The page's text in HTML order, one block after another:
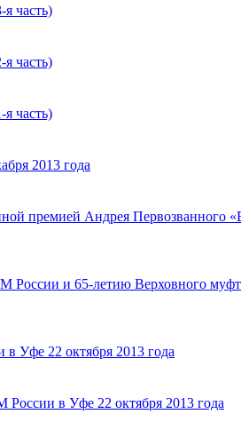
часть)
часть)
часть)
2013 года
премией Андрея Первозванного
России и 65-летию Верховного
Уфе 22 октября 2013 года
в Уфе 22 октября 2013 года